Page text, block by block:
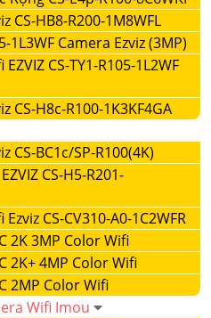
CS-HB8-R200-1M8WFL
1L3WF Camera Ezviz (3MP)
CS-TY1-R105-1L2WF
CS-H8c-R100-1K3KF4GA
CS-BC1c/SP-R100(4K)
CS-H5-R201-
CS-CV310-A0-1C2WFR
2K 3MP Color Wifi
2K+ 4MP Color Wifi
2MP Color Wifi
Wifi Imou